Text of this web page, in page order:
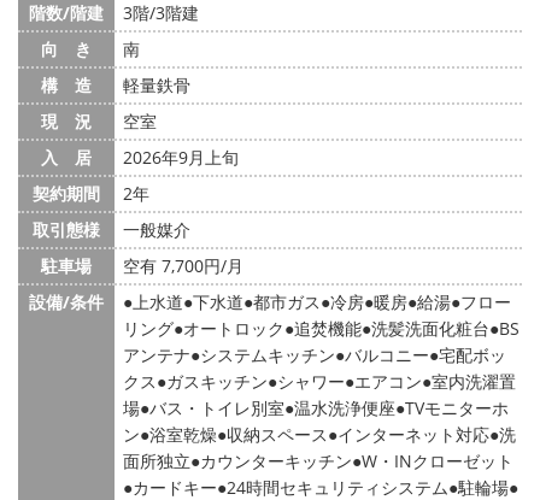
階数/階建
3階/3階建
向 き
南
構 造
軽量鉄骨
現 況
空室
入 居
2026年9月上旬
契約期間
2年
取引態様
一般媒介
駐車場
空有 7,700円/月
設備/条件
上水道 下水道 都市ガス 冷房 暖房 給湯 フロー
リング オートロック 追焚機能 洗髪洗面化粧台 BS
アンテナ システムキッチン バルコニー 宅配ボッ
クス ガスキッチン シャワー エアコン 室内洗濯置
場 バス・トイレ別室 温水洗浄便座 TVモニターホ
ン 浴室乾燥 収納スペース インターネット対応 洗
面所独立 カウンターキッチン W・INクローゼット
カードキー 24時間セキュリティシステム 駐輪場